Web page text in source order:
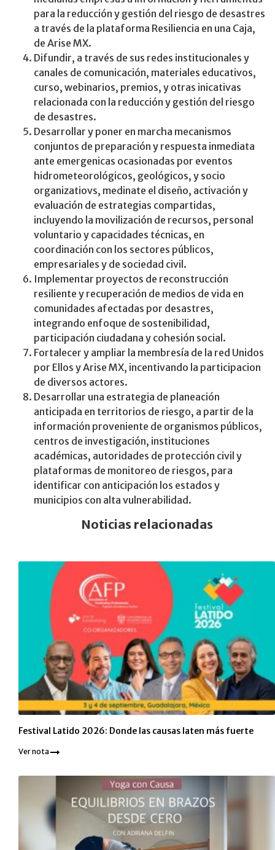
para la reducción y gestión del riesgo de desastres
a través de la plataforma Resiliencia en una Caja,
de Arise MX.
Difundir, a través de sus redes institucionales y
canales de comunicación, materiales educativos,
curso, webinarios, premios, y otras inicativas
relacionada con la reducción y gestión del riesgo
de desastres.
Desarrollar y poner en marcha mecanismos
conjuntos de preparación y respuesta inmediata
ante emergenicas ocasionadas por eventos
hidrometeorológicos, geológicos, y socio
organizatiovs, medinate el diseño, activación y
evaluación de estrategias compartidas,
incluyendo la movilización de recursos, personal
voluntario y capacidades técnicas, en
coordinación con los sectores públicos,
empresariales y de sociedad civil.
Implementar proyectos de reconstrucción
resiliente y recuperación de medios de vida en
comunidades afectadas por desastres,
integrando enfoque de sostenibilidad,
participación ciudadana y cohesión social.
Fortalecer y ampliar la membresía de la red Unidos
por Ellos y Arise MX, incentivando la participacion
de diversos actores.
Desarrollar una estrategia de planeación
anticipada en territorios de riesgo, a partir de la
información proveniente de organismos públicos,
centros de investigación, instituciones
académicas, autoridades de protección civil y
plataformas de monitoreo de riesgos, para
identificar con anticipación los estados y
municipios con alta vulnerabilidad.
Noticias relacionadas
Festival Latido 2026: Donde las causas laten más fuerte
Ver nota